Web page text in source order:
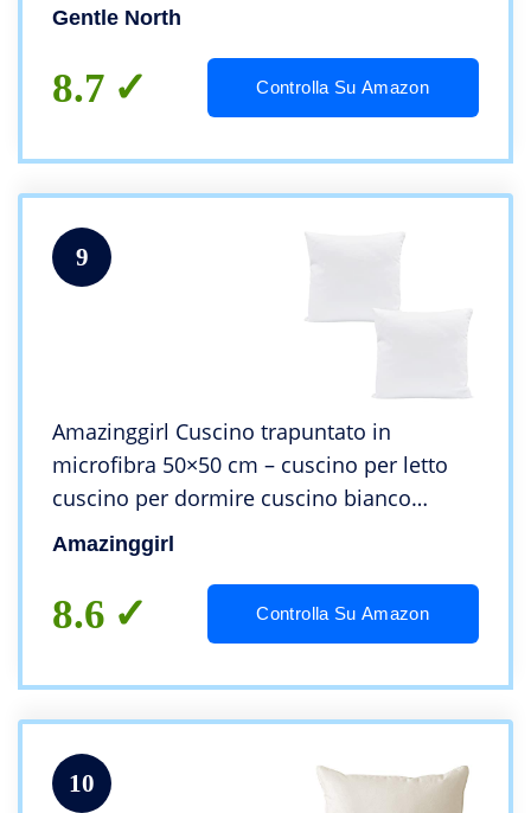
Gentle North
8.7 Controlla Su Amazon
9
Amazinggirl Cuscino trapuntato in
microfibra 50×50 cm – cuscino per letto
cuscino per dormire cuscino bianco
cuscino di riempimento Bianca 2 è SET
Amazinggirl
8.6 Controlla Su Amazon
10